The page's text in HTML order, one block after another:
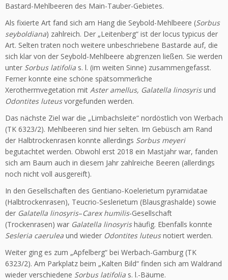
Bastard-Mehlbeeren des Main-Tauber-Gebietes.
Als fixierte Art fand sich am Hang die Seybold-Mehlbeere (Sorbus
seyboldiana) zahlreich. Der „Leitenberg“ ist der locus typicus der
Art. Selten traten noch weitere unbeschriebene Bastarde auf, die
sich klar von der Seybold-Mehlbeere abgrenzen ließen. Sie werden
unter Sorbus latifolia s. l. (im weiten Sinne) zusammengefasst.
Ferner konnte eine schöne spätsommerliche
Xerothermvegetation mit Aster amellus, Galatella linosyrisund
Odontites luteusvorgefunden werden.
Das nächste Ziel war die „Limbachsleite“ nordöstlich von Werbach
(TK 6323/2). Mehlbeeren sind hier selten. Im Gebüsch am Rand
der Halb­trockenrasen konnte allerdings Sorbus meyeri
begutachtet werden. Obwohl erst 2018 ein Mastjahr war, fanden
sich am Baum auch in diesem Jahr zahlreiche Beeren (allerdings
noch nicht voll ausgereift).
In den Gesellschaften des Gentiano-Koelerietum pyramidatae
(Halb­trockenrasen), Teucrio-Seslerietum (Blausgrashalde) sowie
der Galatella linosyris–Carex humilis-Gesellschaft
(Trockenrasen) war Galatella linosyrishäufig. Ebenfalls konnte
Sesleria caerulea und wieder Odontites luteusnotiert werden.
Weiter ging es zum „Apfelberg“ bei Werbach-Gamburg (TK
6323/2). Am Parkplatz beim „Kalten Bild“ finden sich am Waldrand
wieder verschie­dene Sorbus latifolia s. l.-Bäume.